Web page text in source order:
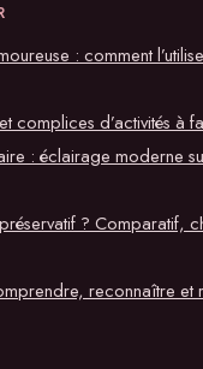
: comment
complices d’activités à
: éclairage moderne
? Comparatif,
reconnaître et